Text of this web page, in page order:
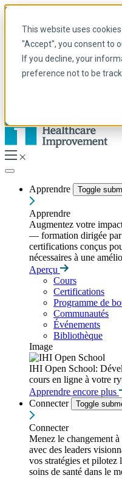
This website uses
"Accept", you consent to
If you decline, your
preference not to be
Skip to main content
French
Arabic
Anglais
Français
Apprendre Toggle
Apprendre
Augmentez votre
— formation dirigée par
certifications conçus
nécessaires à une
Aperçu
Cours
Certifications
Programme de
Communautés
Événements
Bibliothèque
Image
IHI Open School:
cours en ligne à votre
Apprendre encore plus
Connecter
Toggle
Connecter
Menez le changement
avec des leaders
vos stratégies et pilotez
soins de santé dans le